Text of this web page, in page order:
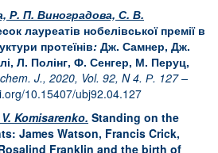
Р. П. Виноградова, С. В.
лауреатів нобелівської премії в
протеїнів: Дж. Самнер, Дж.
Л. Полінг, Ф. Сенгер, М. Перуц,
J., 2020, Vol. 92, N 4. Р. 127 –
10.15407/ubj92.04.127
Komisarenko. Standing on the
James Watson, Francis Crick,
Franklin and the birth of